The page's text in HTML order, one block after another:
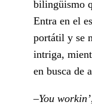
bilingüismo
Entra en el
portátil y se
intriga,
en busca de
–You